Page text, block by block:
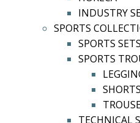
INDUSTRY
SPORTS
SPORTS SETS
SPORTS
SHORTS
TECHNICAL